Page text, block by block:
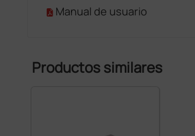
Manual de usuario
Productos similares